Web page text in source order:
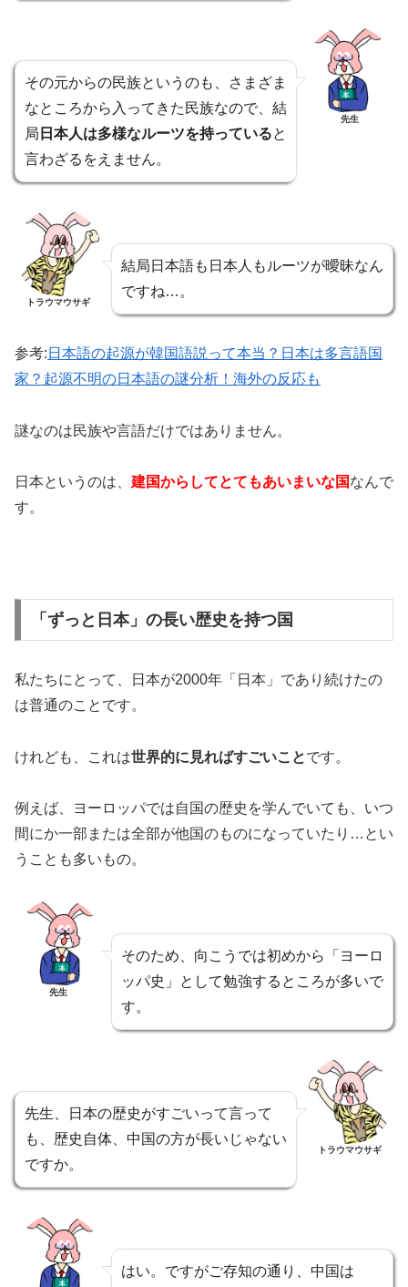
その元からの民族というのも、さまざま
なところから入ってきた民族なので、結
局 日本人は多様なルーツを持っていると
言わざるをえません。
先生
トラウマウサギ
結局日本語も日本人もルーツが曖昧なん
ですね…。
参考: 日本語の起源が韓国語説って本当？日本は多言語国
家？起源不明の日本語の謎分析！海外の反応も
謎なのは民族や言語だけではありません。
日本というのは、 建国からしてとてもあいまいな国なんで
す。
「ずっと日本」の長い歴史を持つ国
私たちにとって、日本が2000年「日本」であり続けたの
は普通のことです。
けれども、これは世界的に見ればすごいことです。
例えば、ヨーロッパでは自国の歴史を学んでいても、いつ
間にか一部または全部が他国のものになっていたり…とい
うことも多いもの。
先生
そのため、向こうでは初めから「ヨーロ
ッパ史」として勉強するところが多いで
す。
先生、日本の歴史がすごいって言って
も、歴史自体、中国の方が長いじゃない
ですか。
トラウマウサギ
はい。ですがご存知の通り、中国は